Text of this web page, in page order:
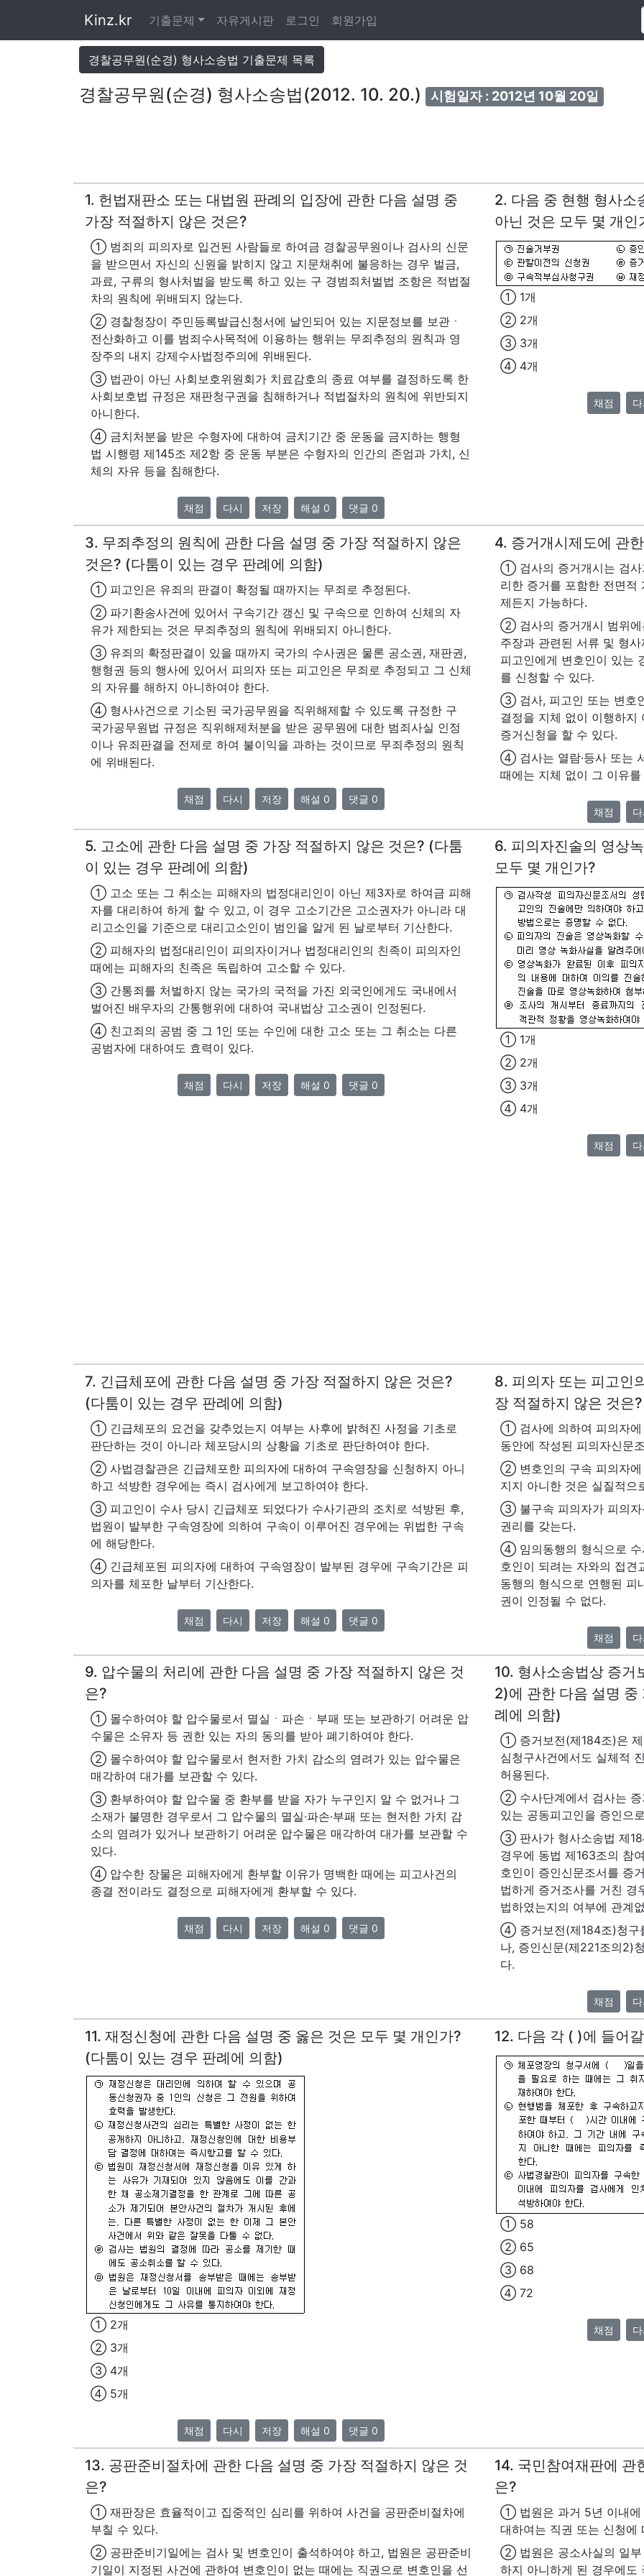
Kinz.kr 기출문제 자유게시판 로그인 회원가입
경찰공무원(순경) 형사소송법 기출문제 목록
경찰공무원(순경) 형사소송법(2012. 10. 20.) 시험일자 : 2012년 10월 20일
1. 헌법재판소 또는 대법원 판례의 입장에 관한 다음 설명 중
가장 적절하지 않은 것은?
① 범죄의 피의자로 입건된 사람들로 하여금 경찰공무원이나 검사의 신문
을 받으면서 자신의 신원을 밝히지 않고 지문채취에 불응하는 경우 벌금,
과료, 구류의 형사처벌을 받도록 하고 있는 구 경범죄처벌법 조항은 적법절
차의 원칙에 위배되지 않는다.
② 경찰청장이 주민등록발급신청서에 날인되어 있는 지문정보를 보관ㆍ
전산화하고 이를 범죄수사목적에 이용하는 행위는 무죄추정의 원칙과 영
장주의 내지 강제수사법정주의에 위배된다.
③ 법관이 아닌 사회보호위원회가 치료감호의 종료 여부를 결정하도록 한
사회보호법 규정은 재판청구권을 침해하거나 적법절차의 원칙에 위반되지
아니한다.
④ 금치처분을 받은 수형자에 대하여 금치기간 중 운동을 금지하는 행형
법 시행령 제145조 제2항 중 운동 부분은 수형자의 인간의 존엄과 가치, 신
체의 자유 등을 침해한다.
채점 다시 저장 해설 0 댓글 0
2. 다음 중 현행 형사소
아닌 것은 모두 몇 개인
① 1개
② 2개
③ 3개
④ 4개
채점
3. 무죄추정의 원칙에 관한 다음 설명 중 가장 적절하지 않은
것은? (다툼이 있는 경우 판례에 의함)
① 피고인은 유죄의 판결이 확정될 때까지는 무죄로 추정된다.
② 파기환송사건에 있어서 구속기간 갱신 및 구속으로 인하여 신체의 자
유가 제한되는 것은 무죄추정의 원칙에 위배되지 아니한다.
③ 유죄의 확정판결이 있을 때까지 국가의 수사권은 물론 공소권, 재판권,
행형권 등의 행사에 있어서 피의자 또는 피고인은 무죄로 추정되고 그 신체
의 자유를 해하지 아니하여야 한다.
④ 형사사건으로 기소된 국가공무원을 직위해제할 수 있도록 규정한 구
국가공무원법 규정은 직위해제처분을 받은 공무원에 대한 범죄사실 인정
이나 유죄판결을 전제로 하여 불이익을 과하는 것이므로 무죄추정의 원칙
에 위배된다.
채점 다시 저장 해설 0 댓글 0
4. 증거개시제도에 관
① 검사의 증거개시는 검사
리한 증거를 포함한 전면적
제든지 가능하다.
② 검사의 증거개시 범위에
주장과 관련된 서류 및 형
피고인에게 변호인이 있는
를 신청할 수 있다.
③ 검사, 피고인 또는 변호
결정을 지체 없이 이행하지
증거신청을 할 수 있다.
④ 검사는 열람·등사 또는
때에는 지체 없이 그 이유
채점
5. 고소에 관한 다음 설명 중 가장 적절하지 않은 것은? (다툼
이 있는 경우 판례에 의함)
① 고소 또는 그 취소는 피해자의 법정대리인이 아닌 제3자로 하여금 피해
자를 대리하여 하게 할 수 있고, 이 경우 고소기간은 고소권자가 아니라 대
리고소인을 기준으로 대리고소인이 범인을 알게 된 날로부터 기산한다.
② 피해자의 법정대리인이 피의자이거나 법정대리인의 친족이 피의자인
때에는 피해자의 친족은 독립하여 고소할 수 있다.
③ 간통죄를 처벌하지 않는 국가의 국적을 가진 외국인에게도 국내에서
벌어진 배우자의 간통행위에 대하여 국내법상 고소권이 인정된다.
④ 친고죄의 공범 중 그 1인 또는 수인에 대한 고소 또는 그 취소는 다른
공범자에 대하여도 효력이 있다.
채점 다시 저장 해설 0 댓글 0
6. 피의자진술의 영상
모두 몇 개인가?
① 1개
② 2개
③ 3개
④ 4개
채점
7. 긴급체포에 관한 다음 설명 중 가장 적절하지 않은 것은?
(다툼이 있는 경우 판례에 의함)
① 긴급체포의 요건을 갖추었는지 여부는 사후에 밝혀진 사정을 기초로
판단하는 것이 아니라 체포당시의 상황을 기초로 판단하여야 한다.
② 사법경찰관은 긴급체포한 피의자에 대하여 구속영장을 신청하지 아니
하고 석방한 경우에는 즉시 검사에게 보고하여야 한다.
③ 피고인이 수사 당시 긴급체포 되었다가 수사기관의 조치로 석방된 후,
법원이 발부한 구속영장에 의하여 구속이 이루어진 경우에는 위법한 구속
에 해당한다.
④ 긴급체포된 피의자에 대하여 구속영장이 발부된 경우에 구속기간은 피
의자를 체포한 날부터 기산한다.
채점 다시 저장 해설 0 댓글 0
8. 피의자 또는 피고인
장 적절하지 않은 것은
① 검사에 의하여 피의자에
동안에 작성된 피의자신문
② 변호인의 구속 피의자에
지지 아니한 것은 실질적으
③ 불구속 피의자가 피의자
권리를 갖는다.
④ 임의동행의 형식으로 수
호인이 되려는 자와의 접견
동행의 형식으로 연행된 피
권이 인정될 수 없다.
채점
9. 압수물의 처리에 관한 다음 설명 중 가장 적절하지 않은 것
은?
① 몰수하여야 할 압수물로서 멸실ㆍ파손ㆍ부패 또는 보관하기 어려운 압
수물은 소유자 등 권한 있는 자의 동의를 받아 폐기하여야 한다.
② 몰수하여야 할 압수물로서 현저한 가치 감소의 염려가 있는 압수물은
매각하여 대가를 보관할 수 있다.
③ 환부하여야 할 압수물 중 환부를 받을 자가 누구인지 알 수 없거나 그
소재가 불명한 경우로서 그 압수물의 멸실·파손·부패 또는 현저한 가치 감
소의 염려가 있거나 보관하기 어려운 압수물은 매각하여 대가를 보관할 수
있다.
④ 압수한 장물은 피해자에게 환부할 이유가 명백한 때에는 피고사건의
종결 전이라도 결정으로 피해자에게 환부할 수 있다.
채점 다시 저장 해설 0 댓글 0
10. 형사소송법상 증거
2)에 관한 다음 설명
례에 의함)
① 증거보전(제184조)은 제
심청구사건에서도 실체적
허용된다.
② 수사단계에서 검사는 증
있는 공동피고인을 증인으
③ 판사가 형사소송법 제
경우에 동법 제163조의 참
호인이 증인신문조서를 증
법하게 증거조사를 거친 경
법하였는지의 여부에 관계
④ 증거보전(제184조)청구
나, 증인신문(제221조의2)
다.
채점
11. 재정신청에 관한 다음 설명 중 옳은 것은 모두 몇 개인가?
(다툼이 있는 경우 판례에 의함)
① 2개
② 3개
③ 4개
④ 5개
채점 다시 저장 해설 0 댓글 0
12. 다음 각 ( )에 들어
① 58
② 65
③ 68
④ 72
채점
13. 공판준비절차에 관한 다음 설명 중 가장 적절하지 않은 것
은?
① 재판장은 효율적이고 집중적인 심리를 위하여 사건을 공판준비절차에
부칠 수 있다.
② 공판준비기일에는 검사 및 변호인이 출석하여야 하고, 법원은 공판준비
기일이 지정된 사건에 관하여 변호인이 없는 때에는 직권으로 변호인을 선
14. 국민참여재판에 관
은?
① 법원은 과거 5년 이내에
대하여는 직권 또는 신청에
② 법원은 공소사실의 일부
하지 아니하게 된 경우에도